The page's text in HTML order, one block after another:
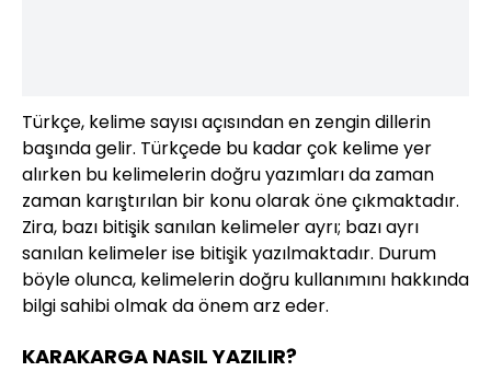
Türkçe, kelime sayısı açısından en zengin dillerin
başında gelir. Türkçede bu kadar çok kelime yer
alırken bu kelimelerin doğru yazımları da zaman
zaman karıştırılan bir konu olarak öne çıkmaktadır.
Zira, bazı bitişik sanılan kelimeler ayrı; bazı ayrı
sanılan kelimeler ise bitişik yazılmaktadır. Durum
böyle olunca, kelimelerin doğru kullanımını hakkında
bilgi sahibi olmak da önem arz eder.
KARAKARGA NASIL YAZILIR?